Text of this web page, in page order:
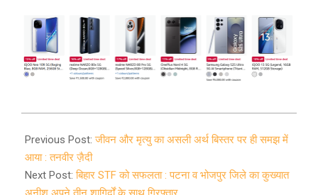
07-
16
Previous Post:जीवन और मृत्यु का असली अर्थ बिस्तर पर ही समझ में
आया : तनवीर ज़ैदी
Next Post:बिहार STF को सफलता : पटना व भोजपुर जिले का कुख्यात